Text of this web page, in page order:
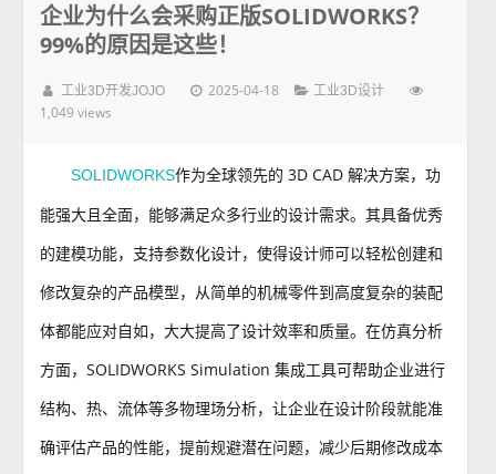
企业为什么会采购正版SOLIDWORKS？
99%的原因是这些！
工业3D开发JOJO 2025-04-18 工业3D设计
1,049 views
SOLIDWORKS作为全球领先的 3D CAD 解决方案，功
能强大且全面，能够满足众多行业的设计需求。其具备优秀
的建模功能，支持参数化设计，使得设计师可以轻松创建和
修改复杂的产品模型，从简单的机械零件到高度复杂的装配
体都能应对自如，大大提高了设计效率和质量。在仿真分析
方面，SOLIDWORKS Simulation 集成工具可帮助企业进行
结构、热、流体等多物理场分析，让企业在设计阶段就能准
确评估产品的性能，提前规避潜在问题，减少后期修改成本